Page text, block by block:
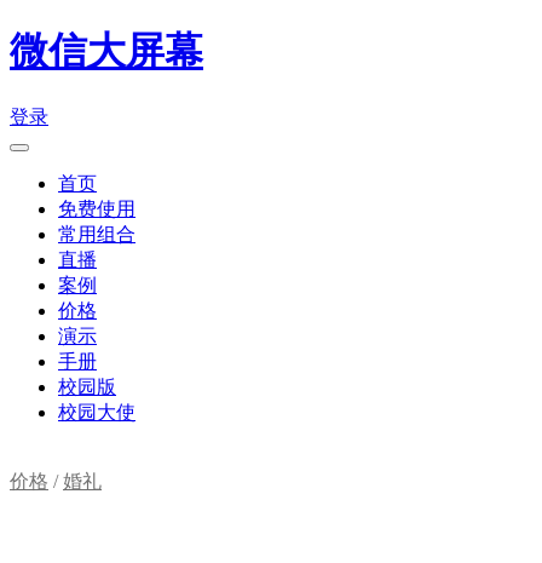
微信大屏幕
登录
首页
免费使用
常用组合
直播
案例
价格
演示
手册
校园版
校园大使
价格 /婚礼